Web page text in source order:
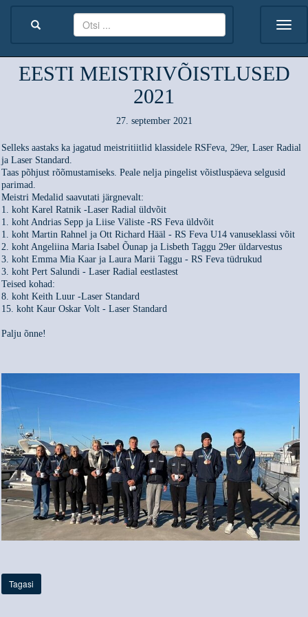
EESTI MEISTRIVÕISTLUSED
2021
27. september 2021
Selleks aastaks ka jagatud meistritiitlid klassidele RSFeva, 29er, Laser Radial
ja Laser Standard.
Taas põhjust rõõmustamiseks. Peale nelja pingelist võistluspäeva selgusid
parimad.
Meistri Medalid saavutati järgnevalt:
1. koht Karel Ratnik -Laser Radial üldvõit
1. koht Andrias Sepp ja Liise Väliste -RS Feva üldvõit
1. koht Martin Rahnel ja Ott Richard Hääl - RS Feva U14 vanuseklassi võit
2. koht Angeliina Maria Isabel Õunap ja Lisbeth Taggu 29er üldarvestus
3. koht Emma Mia Kaar ja Laura Marii Taggu - RS Feva tüdrukud
3. koht Pert Salundi - Laser Radial eestlastest
Teised kohad:
8. koht Keith Luur -Laser Standard
15. koht Kaur Oskar Volt - Laser Standard
Palju õnne!
Tagasi